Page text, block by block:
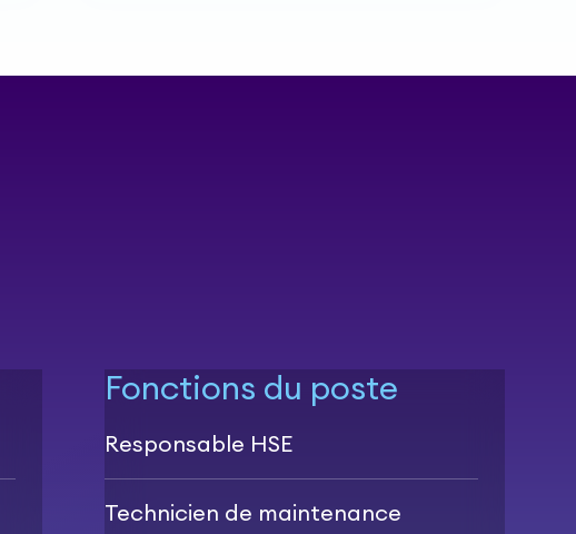
Fonctions du poste
Responsable HSE
Technicien de maintenance